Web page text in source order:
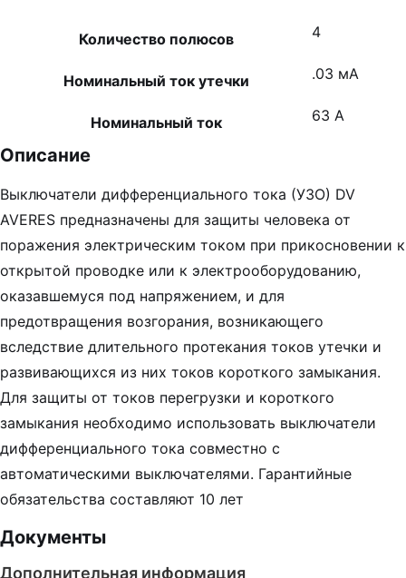
Количество полюсов 4
Номинальный ток утечки .03 мА
Номинальный ток 63 А
Описание
Выключатели дифференциального тока (УЗО) DV
AVERES предназначены для защиты человека от
поражения электрическим током при прикосновении к
открытой проводке или к электрооборудованию,
оказавшемуся под напряжением, и для
предотвращения возгорания, возникающего
вследствие длительного протекания токов утечки и
развивающихся из них токов короткого замыкания.
Для защиты от токов перегрузки и короткого
замыкания необходимо использовать выключатели
дифференциального тока совместно с
автоматическими выключателями. Гарантийные
обязательства составляют 10 лет
Документы
Дополнительная информация